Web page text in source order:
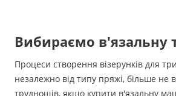
Вибираємо в'язальну
Процеси створення візерунків для
незалежно від типу пряжі, більше не
труднощів, якщо купити в'язальну